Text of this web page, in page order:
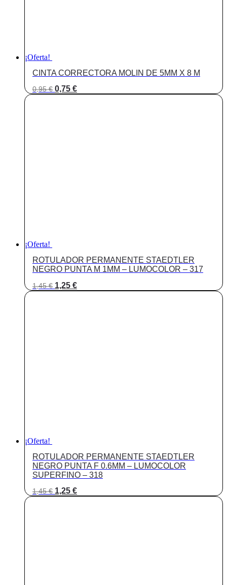
¡Oferta!
CINTA CORRECTORA MOLIN DE 5MM X 8 M
0,95€ El
precio
0,75 €El
precio
¡Oferta!
ROTULADOR PERMANENTE STAEDTLER
NEGRO PUNTA M 1MM – LUMOCOLOR – 317
1,45€ El
precio
1,25 €El
precio
¡Oferta!
ROTULADOR PERMANENTE STAEDTLER
NEGRO PUNTA F 0.6MM – LUMOCOLOR
SUPERFINO – 318
1,45€ El
precio
1,25 €El
precio